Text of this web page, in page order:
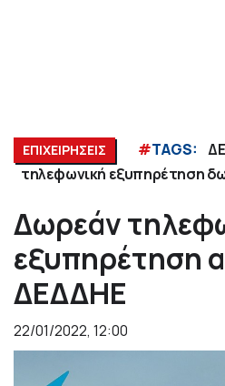
ΕΠΙΧΕΙΡΗΣΕΙΣ #TAGS:
τηλεφωνική εξυπηρέτηση
Δωρεάν
εξυπηρέτηση
ΔΕΔΔΗΕ
22/01/2022, 12:00